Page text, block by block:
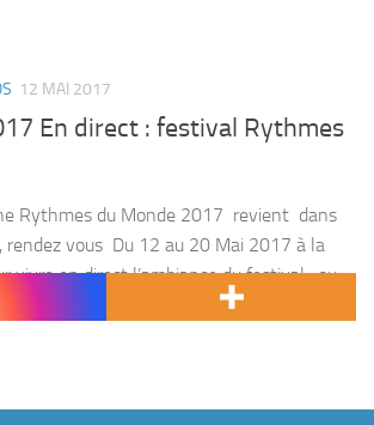
12 MAI 2017
En direct : festival Rythmes
Rythmes du Monde 2017 revient dans
vous Du 12 au 20 Mai 2017 à la
vivre en direct l’ambiance du festival , ou